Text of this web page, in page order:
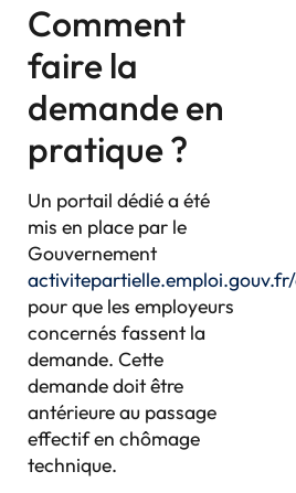
Comment
faire la
demande en
pratique ?
Un portail dédié a été
mis en place par le
Gouvernement
pour que les employeurs
concernés fassent la
demande. Cette
demande doit être
antérieure au passage
effectif en chômage
technique.